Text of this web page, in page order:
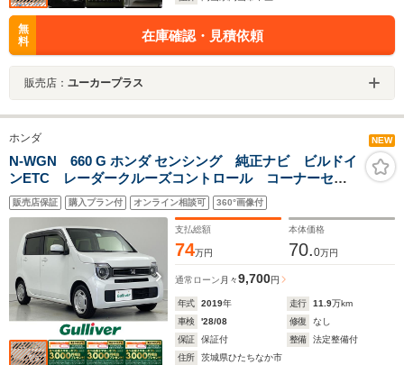
無
料
在庫確認・見積依頼
販売店： ユーカープラス
ホンダ NEW
N-WGN 660 G ホンダ センシング 純正ナビ ビルドイ
ンETC レーダークルーズコントロール コーナーセン
サー シートヒーター 純正フロアマット ドアバイザ
ー USB入力端子 充電ポート2か所 横滑り防止 レー
ンキープアシスト プリクラ
販売店保証 購入プラン付 オンライン相談可 360°画像付
支払総額
74万円
本体価格
70.0万円
通常ローン 月々9,700円
年式 2019年 走行 11.9万km
車検
'28/08 修復
なし
保証
保証付 整備
法定整備付
住所
茨城県ひたちなか市